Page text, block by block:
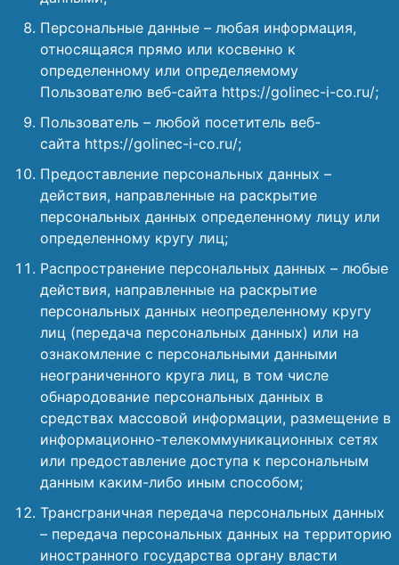
Персональные данные – любая информация,
относящаяся прямо или косвенно к
определенному или определяемому
Пользователю веб-сайта https://golinec-i-co.ru/;
Пользователь – любой посетитель веб-
сайта https://golinec-i-co.ru/;
Предоставление персональных данных –
действия, направленные на раскрытие
персональных данных определенному лицу или
определенному кругу лиц;
Распространение персональных данных – любые
действия, направленные на раскрытие
персональных данных неопределенному кругу
лиц (передача персональных данных) или на
ознакомление с персональными данными
неограниченного круга лиц, в том числе
обнародование персональных данных в
средствах массовой информации, размещение в
информационно-телекоммуникационных сетях
или предоставление доступа к персональным
данным каким-либо иным способом;
Трансграничная передача персональных данных
– передача персональных данных на территорию
иностранного государства органу власти